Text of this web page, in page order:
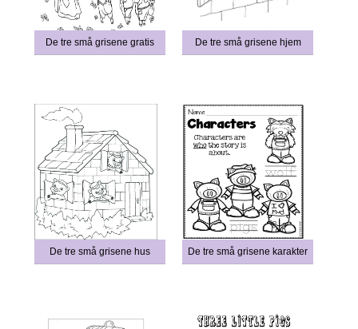
De tre små grisene gratis De tre små grisene hjem
De tre små grisene hus De tre små grisene karakter